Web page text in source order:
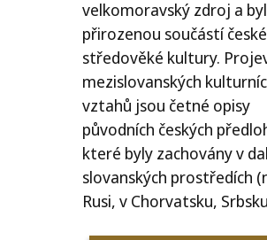
velkomoravský zdroj a
přirozenou součástí
středověké kultury.
mezislovanských
vztahů jsou četné opisy
původních českých
které byly zachovány v
slovanských prostředích
Rusi, v Chorvatsku,